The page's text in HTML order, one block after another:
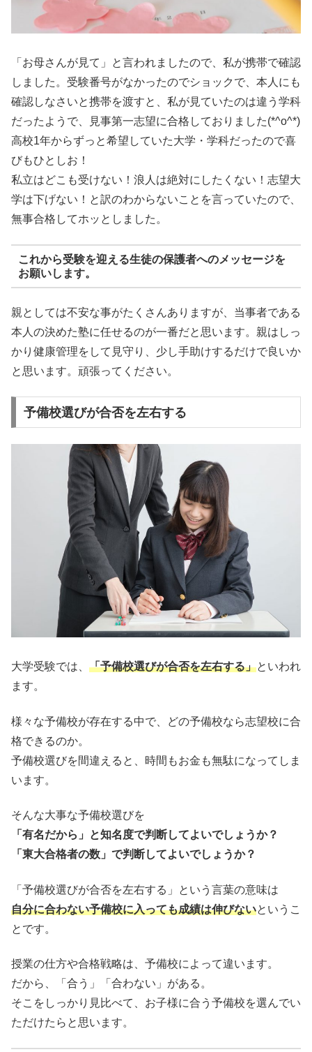
「お母さんが見て」と言われましたので、私が携帯で確認
しました。受験番号がなかったのでショックで、本人にも
確認しなさいと携帯を渡すと、私が見ていたのは違う学科
だったようで、見事第一志望に合格しておりました(*^o^*)
高校1年からずっと希望していた大学・学科だったので喜
びもひとしお！
私立はどこも受けない！浪人は絶対にしたくない！志望大
学は下げない！と訳のわからないことを言っていたので、
無事合格してホッとしました。
これから受験を迎える生徒の保護者へのメッセージを
お願いします。
親としては不安な事がたくさんありますが、当事者である
本人の決めた塾に任せるのが一番だと思います。親はしっ
かり健康管理をして見守り、少し手助けするだけで良いか
と思います。頑張ってください。
予備校選びが合否を左右する
大学受験では、 「予備校選びが合否を左右する」といわれ
ます。
様々な予備校が存在する中で、どの予備校なら志望校に合
格できるのか。
予備校選びを間違えると、時間もお金も無駄になってしま
います。
そんな大事な予備校選びを
「有名だから」と知名度で判断してよいでしょうか？
「東大合格者の数」で判断してよいでしょうか？
「予備校選びが合否を左右する」という言葉の意味は
自分に合わない予備校に入っても成績は伸びないというこ
とです。
授業の仕方や合格戦略は、予備校によって違います。
だから、「合う」「合わない」がある。
そこをしっかり見比べて、お子様に合う予備校を選んでい
ただけたらと思います。